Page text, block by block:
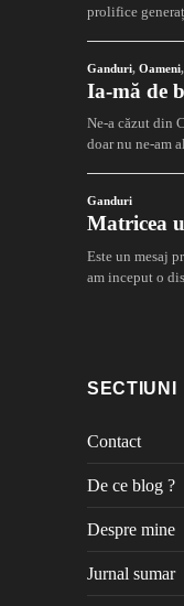
SECTIUNI
Contact
De ce blog ?
Despre mine
Jurnal sumar